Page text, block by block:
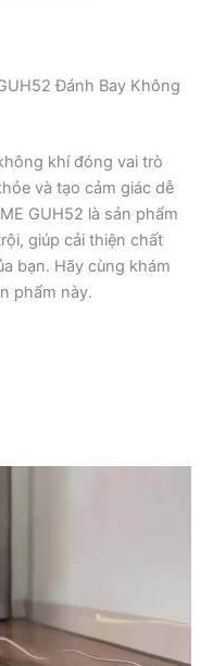
Đánh Bay Không
khí đóng vai trò
và tạo cảm giác dễ
GUH52 là sản phẩm
giúp cải thiện chất
bạn. Hãy cùng khám
phẩm này.